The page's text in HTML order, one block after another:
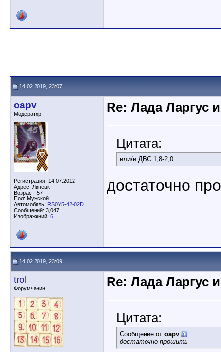
14.02.2019, 23:07
oapv
Модератор
Регистрация: 14.07.2012
Адрес: Липецк
Возраст: 57
Пол: Мужской
Автомобиль: RS0Y5-42-02D
Сообщений: 3,047
Изображений: 6
Re: Лада Ларгус
Цитата:
или/и ДВС 1,8-2,0
достаточно
14.02.2019, 23:09
trol
Форумчанин Re: Лада Ларгус
Цитата:
Сообщение от oapv
достаточно прошить